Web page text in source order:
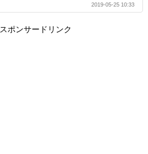
2019-05-25 10:33
スポンサードリンク